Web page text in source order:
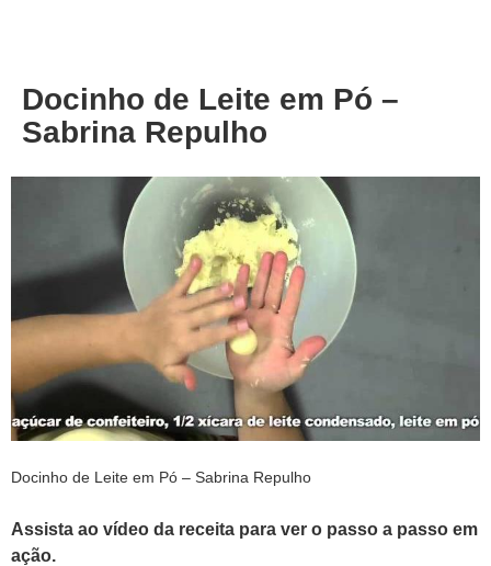
Docinho de Leite em Pó –
Sabrina Repulho
Docinho de Leite em Pó – Sabrina Repulho
Assista ao vídeo da receita para ver o passo a passo em
ação.